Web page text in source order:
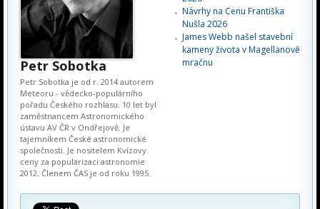
Petr Sobotka
Petr Sobotka je od r. 2014 autorem
Meteoru - vědecko-populárního
pořadu Českého rozhlasu. 10 let byl
zaměstnancem Astronomického
ústavu AV ČR v Ondřejově. Je
tajemníkem České astronomické
společnosti. Je nositelem Kvízovy
ceny za popularizaci astronomie
2012. Členem ČAS je od roku 1995.
Návrhy na Cenu Františka
Nušla 2026
James Webb našel stavební
kameny života v Magellanově
mračnu